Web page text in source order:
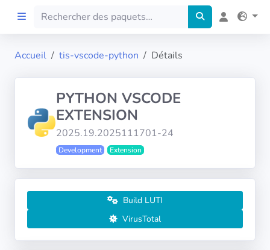
FILTRES
Accueil tis-vscode-python Détails
PYTHON VSCODE
EXTENSION
2025.19.2025111701-24
Development Extension
Build LUTI
VirusTotal